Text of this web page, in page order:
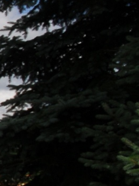
Pályázatok
Választások
Szilvágy
Körzeti Megbízott